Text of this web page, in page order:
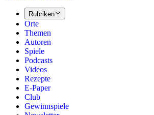
Rubriken
Orte
Themen
Autoren
Spiele
Podcasts
Videos
Rezepte
E-Paper
Club
Gewinnspiele